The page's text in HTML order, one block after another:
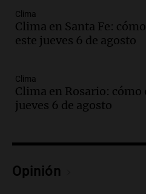
propiedad privada
desde las 14 horas
Audio.Giro en la
que le “explotó el
marido de matarla
Episodios
juicio a Óscar
Clima
Clima en Santa Fe:
este jueves 6 de agosto
Clima
Clima en Rosario: cómo
jueves 6 de agosto
Opinión